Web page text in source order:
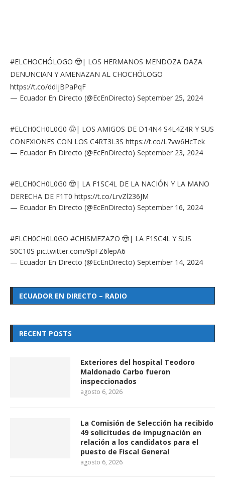
#ELCHOCHÓLOGO 🤠| LOS HERMANOS MENDOZA DAZA
DENUNCIAN Y AMENAZAN AL CHOCHÓLOGO
https://t.co/ddIjBPaPqF
— Ecuador En Directo (@EcEnDirecto) September 25, 2024
#ELCH0CH0L0G0 🤠| LOS AMIGOS DE D14N4 S4L4Z4R Y SUS
CONEXIONES CON LOS C4RT3L3S https://t.co/L7vw6HcTek
— Ecuador En Directo (@EcEnDirecto) September 23, 2024
#ELCH0CH0L0G0 🤠| LA F1SC4L DE LA NACIÓN Y LA MANO
DERECHA DE F1T0 https://t.co/LrvZl236JM
— Ecuador En Directo (@EcEnDirecto) September 16, 2024
#ELCH0CH0L0GO #CHISMEZAZO 🤠| LA F1SC4L Y SUS
S0C10S pic.twitter.com/9pFZ6lepA6
— Ecuador En Directo (@EcEnDirecto) September 14, 2024
ECUADOR EN DIRECTO – RADIO
RECENT POSTS
Exteriores del hospital Teodoro
Maldonado Carbo fueron
inspeccionados
agosto 6, 2026
La Comisión de Selección ha recibido
49 solicitudes de impugnación en
relación a los candidatos para el
puesto de Fiscal General
agosto 6, 2026